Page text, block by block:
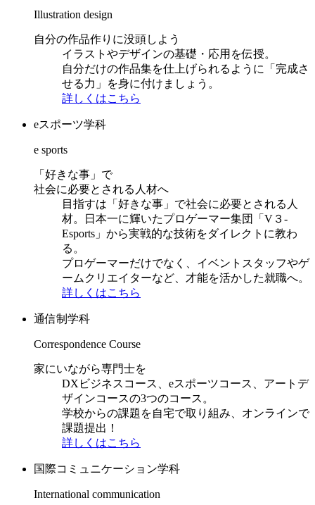
Illustration design
自分の作品作りに没頭しよう
イラストやデザインの基礎・応用を伝授。
自分だけの作品集を仕上げられるように「完成さ
せる力」を身に付けましょう。
詳しくはこちら
eスポーツ学科
e sports
「好きな事」で
社会に必要とされる人材へ
目指すは「好きな事」で社会に必要とされる人
材。日本一に輝いたプロゲーマー集団「V３-
Esports」から実戦的な技術をダイレクトに教わ
る。
プロゲーマーだけでなく、イベントスタッフやゲ
ームクリエイターなど、才能を活かした就職へ。
詳しくはこちら
通信制学科
Correspondence Course
家にいながら専門士を
DXビジネスコース、eスポーツコース、アートデ
ザインコースの3つのコース。
学校からの課題を自宅で取り組み、オンラインで
課題提出！
詳しくはこちら
国際コミュニケーション学科
International communication